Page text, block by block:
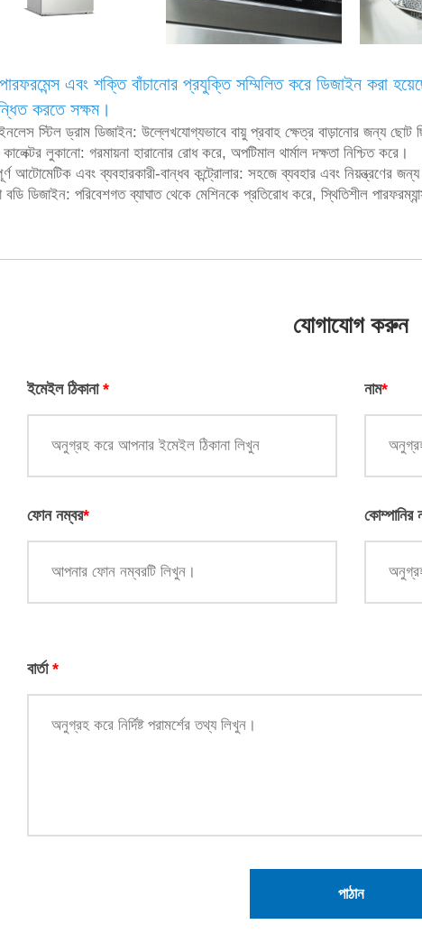
এবং শক্তি বাঁচানোর প্রযুক্তি সম্মিলিত করে ডিজাইন করা
করতে সক্ষম।
স্টিল ড্রাম ডিজাইন: উল্লেখযোগ্যভাবে বায়ু প্রবাহ ক্ষেত্র বাড়ানোর জন্য ছোট
কালেক্টর লুকানো: গরমায়না হারানোর রোধ করে, অপটিমাল থার্মাল দক্ষতা নিশ্চিত করে।
আটোমেটিক এবং ব্যবহারকারী-বান্ধব কন্ট্রোলার: সহজে ব্যবহার এবং নিয়ন্ত্রণের জন্য
বডি ডিজাইন: পরিবেশগত ব্যাঘাত থেকে মেশিনকে প্রতিরোধ করে, স্থিতিশীল
যোগাযোগ করুন
ইমেইল ঠিকানা* নাম*
ফোন নম্বর* কোম্পানির
বার্তা*
পাঠান